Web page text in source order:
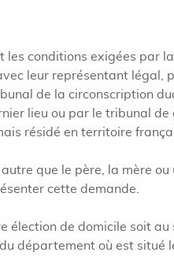
les conditions exigées par
leur représentant légal,
de la circonscription
lieu ou par le tribunal
résidé en territoire
autre que le père, la mère
cette demande.
élection de domicile soit
département où est situé